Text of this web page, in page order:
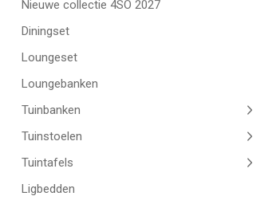
Nieuwe collectie 4SO 2027
Diningset
Loungeset
Loungebanken
Tuinbanken
Tuinstoelen
Tuintafels
Ligbedden